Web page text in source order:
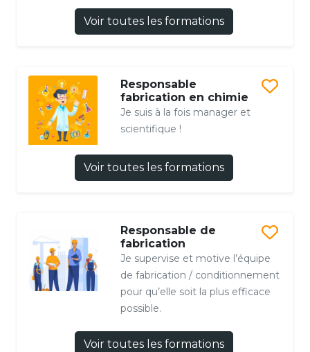
Voir toutes les formations
Responsable
fabrication en chimie
Je suis à la fois manager et
scientifique !
Voir toutes les formations
Responsable de
fabrication
Je supervise et motive l’équipe
de fabrication / conditionnement
pour qu’elle soit la plus efficace
possible.
Voir toutes les formations